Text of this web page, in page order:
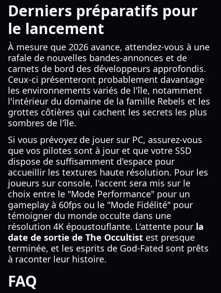
Derniers préparatifs pour
le lancement
À mesure que 2026 avance, attendez-vous à une
rafale de nouvelles bandes-annonces et de
carnets de bord des développeurs approfondis.
Ceux-ci présenteront probablement davantage
les environnements variés de l'île, notamment
l'intérieur du domaine de la famille Rebels et les
grottes côtières qui cachent les secrets les plus
sombres de l'île.
Si vous prévoyez de jouer sur PC, assurez-vous
que vos pilotes sont à jour et que votre SSD
dispose de suffisamment d'espace pour
accueillir les textures haute résolution. Pour les
joueurs sur console, l'accent sera mis sur le
choix entre le "Mode Performance" pour un
gameplay à 60fps ou le "Mode Fidélité" pour
témoigner du monde occulte dans une
résolution 4K époustouflante. L'attente pour la
date de sortie de The Occultist est presque
terminée, et les esprits de God-Fated sont prêts
à raconter leur histoire.
FAQ